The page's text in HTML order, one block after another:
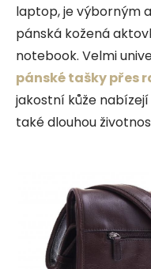
laptop, je výborným
pánská kožená
notebook. Velmi
pánské tašky přes
jakostní kůže
také dlouhou